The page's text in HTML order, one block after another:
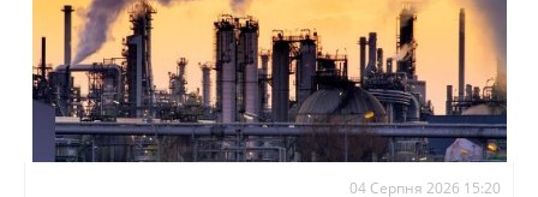
04 Серпня 2026 15:20